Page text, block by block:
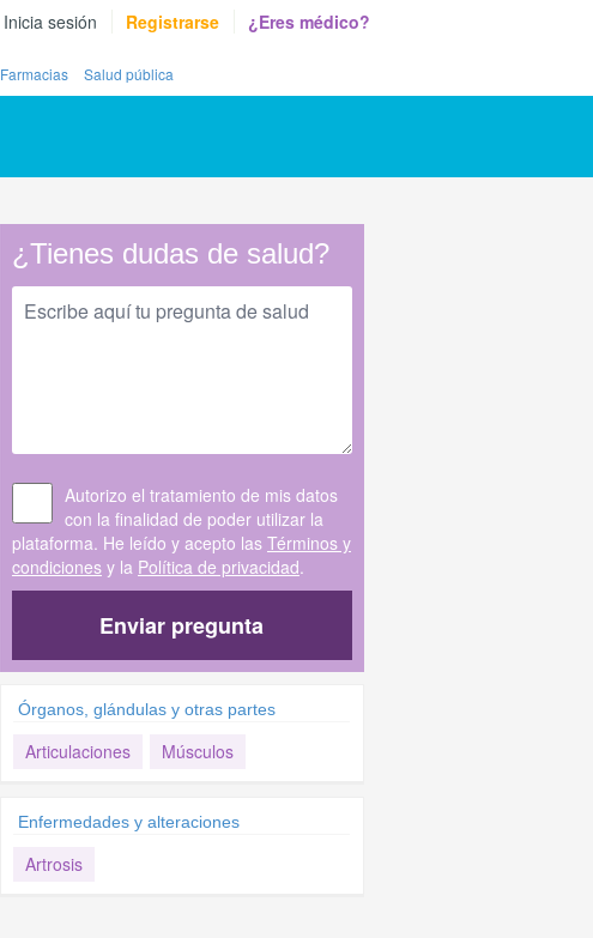
Inicia sesión Registrarse ¿Eres médico?
Farmacias Salud pública
¿Tienes dudas de salud?
Autorizo el tratamiento de mis datos
con la finalidad de poder utilizar la
plataforma. He leído y acepto las Términos y
condicionesy la Política de privacidad.
Enviar pregunta
Órganos, glándulas y otras partes
Articulaciones Músculos
Enfermedades y alteraciones
Artrosis